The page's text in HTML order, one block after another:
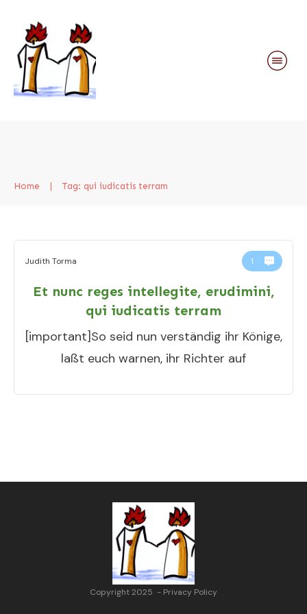
Home Tag: qui iudicatis terram
Judith Torma 1
Et nunc reges intellegite, erudimini,
qui iudicatis terram
[important]So seid nun verständig ihr Könige,
laßt euch warnen, ihr Richter auf
Copyright 2025 - Privacy Policy